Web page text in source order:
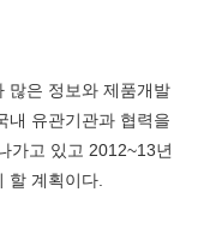
많은 정보와 제품개발
내 유관기관과 협력을
가고 있고 2012~13년
할 계획이다.